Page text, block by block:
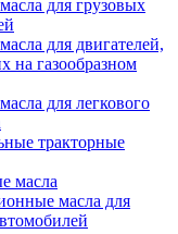
для грузовых
для двигателей,
на газообразном
для легкового
тракторные
масла
масла для